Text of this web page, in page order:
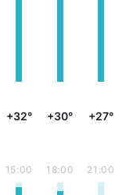
+32° +30° +27°
15:00 18:00 21:00